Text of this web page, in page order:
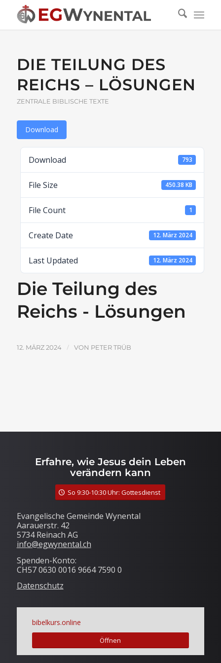
DIE TEILUNG DES
REICHS – LÖSUNGEN
ZENTRALE BIBLISCHE TEXTE
Download
Download 793
File Size 450.38 KB
File Count 1
Create Date 12. März 2024
Last Updated 12. März 2024
Die Teilung des
Reichs - Lösungen
12. MÄRZ 2024 / VON PETER TRÜB
Erfahre, wie Jesus dein Leben
verändern kann
So 9:30-10:30 Uhr: Gottesdienst
Evangelische Gemeinde Wynental
Aarauerstr. 42
5734 Reinach AG
info@egwynental.ch
Spenden-Konto:
CH57 0630 0016 9664 7590 0
Datenschutz
bibelkurs.online
Öffnen